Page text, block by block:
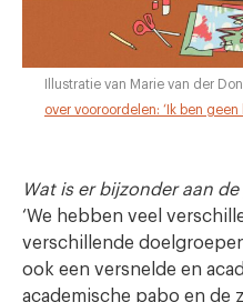
Illustratie van Marie van der
over vooroordelen: ‘Ik ben geen
Wat is er bijzonder aan
‘We hebben veel
verschillende
ook een versnelde en
academische pabo en de